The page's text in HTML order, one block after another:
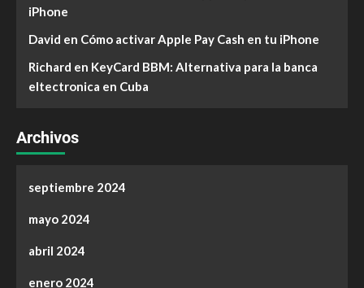
iPhone
David en Cómo activar Apple Pay Cash en tu iPhone
Richard en KeyCard BBM: Alternativa para la banca
eltectronica en Cuba
Archivos
septiembre 2024
mayo 2024
abril 2024
enero 2024